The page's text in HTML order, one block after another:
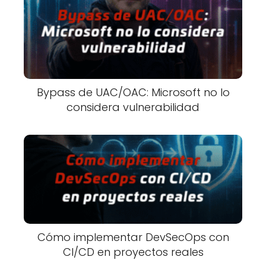
Bypass de UAC/OAC: Microsoft no lo
considera vulnerabilidad
Cómo implementar DevSecOps con
CI/CD en proyectos reales